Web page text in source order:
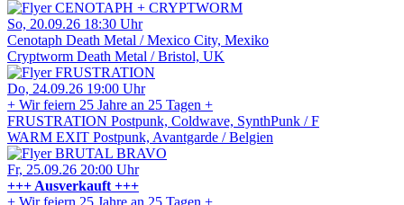
So, 20.09.26 18:30 Uhr
Cenotaph Death Metal / Mexico City, Mexiko
Cryptworm Death Metal / Bristol, UK
Do, 24.09.26 19:00 Uhr
+ Wir feiern 25 Jahre an 25 Tagen +
FRUSTRATION Postpunk, Coldwave, SynthPunk / F
WARM EXIT Postpunk, Avantgarde / Belgien
Fr, 25.09.26 20:00 Uhr
+++ Ausverkauft +++
+ Wir feiern 25 Jahre an 25 Tagen +